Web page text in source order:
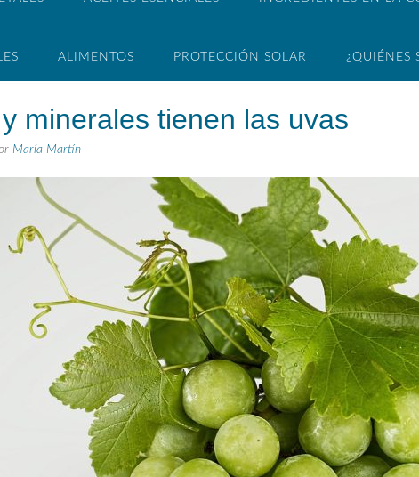
ALIMENTOS PROTECCIÓN SOLAR ¿QUIÉNES
minerales tienen las uvas
María Martín